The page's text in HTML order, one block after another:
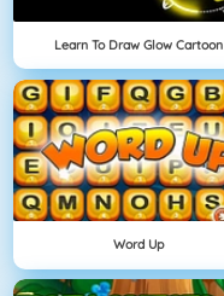
Learn To Draw Glow Cartoon
Word Up